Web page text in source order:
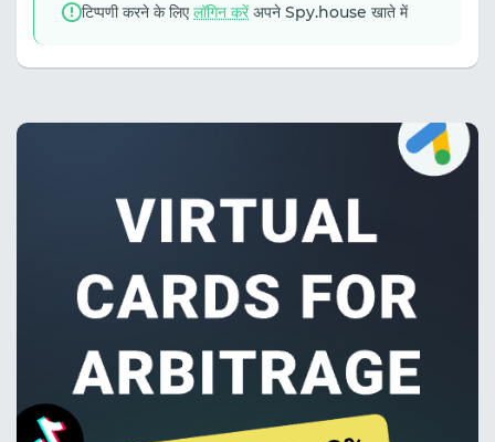
टिप्पणी करने के लिए लॉगिन करेंअपने Spy.house खाते में